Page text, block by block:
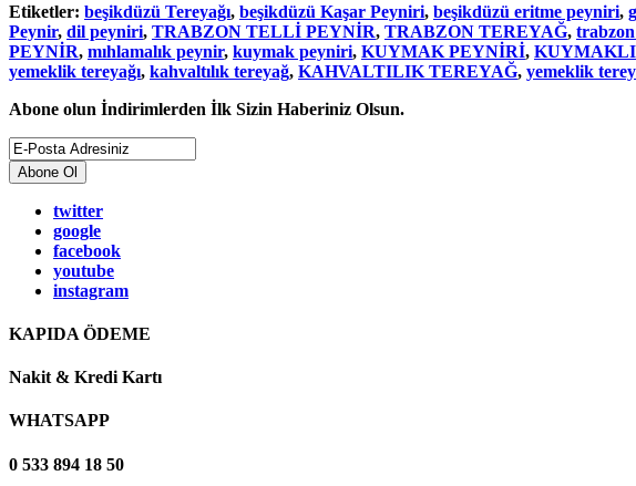
Etiketler: beşikdüzü Tereyağı, beşikdüzü Kaşar Peyniri, beşikdüzü eritme peyniri,
Peynir, dil peyniri, TRABZON TELLİ PEYNİR, TRABZON TEREYAĞ,
PEYNİR, mıhlamalık peynir, kuymak peyniri, KUYMAK PEYNİRİ,
yemeklik tereyağı, kahvaltılık tereyağ, KAHVALTILIK TEREYAĞ, yemeklik
Abone olun İndirimlerden İlk Sizin Haberiniz Olsun.
Abone Ol
twitter
google
facebook
youtube
instagram
KAPIDA ÖDEME
Nakit & Kredi Kartı
WHATSAPP
0 533 894 18 50